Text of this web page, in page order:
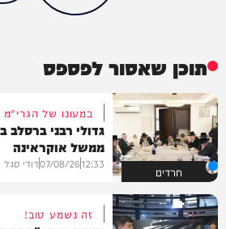
תוכן שאסור לפספס
חרדים
במעונו של
גדולי רבני ברסלב
ממשל אוקראינה
12:33
07/08/26דודי סגל
זה נשמע טוב!